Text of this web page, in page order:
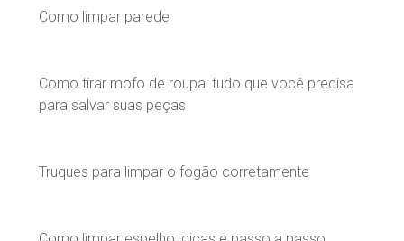
Como limpar parede
Como tirar mofo de roupa: tudo que você precisa
para salvar suas peças
Truques para limpar o fogão corretamente